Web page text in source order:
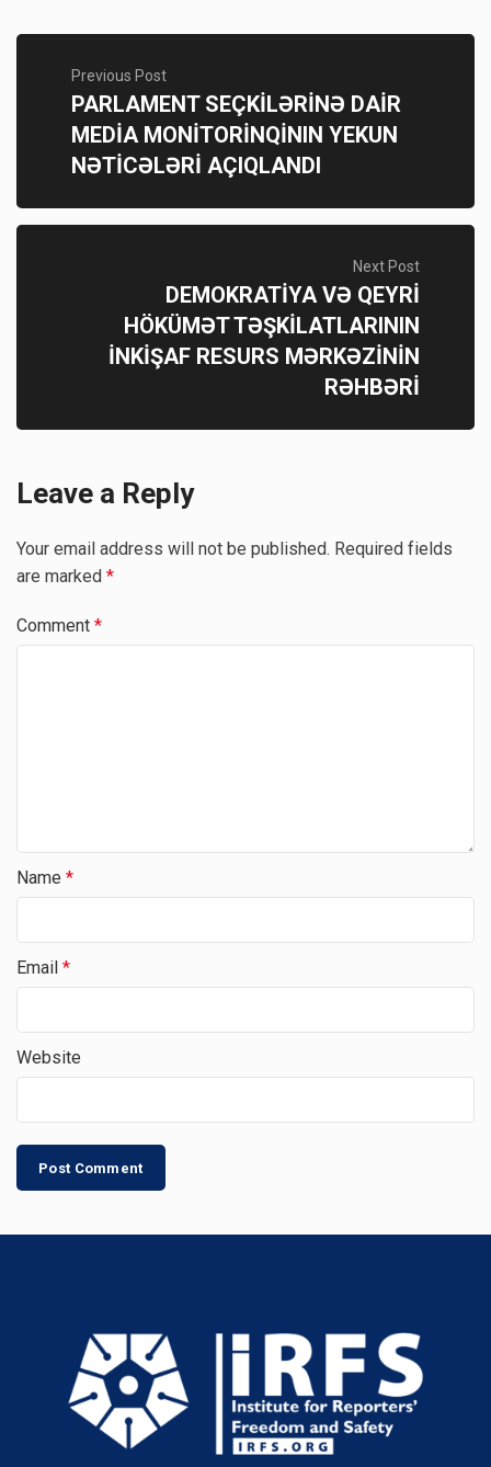
Previous Post
PARLAMENT SEÇKİLƏRİNƏ DAİR
MEDİA MONİTORİNQİNIN YEKUN
NƏTİCƏLƏRİ AÇIQLANDI
Next Post
DEMOKRATİYA VƏ QEYRİ
HÖKÜMƏT TƏŞKİLATLARININ
İNKİŞAF RESURS MƏRKƏZİNİN
RƏHBƏRİ
Leave a Reply
Your email address will not be published. Required fields
are marked *
Comment *
Name *
Email *
Website